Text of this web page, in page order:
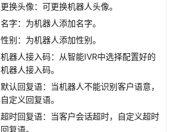
更换头像：可更换机器人头像。
名字：为机器人添加名字。
性别：为机器人添加性别。
机器人接入码：从智能IVR中选择配置好的
机器人接入码。
默认回复语：当机器人不能识别客户语意，
自定义回复语。
超时回复语：当客户会话超时，自定义超时
回复语。